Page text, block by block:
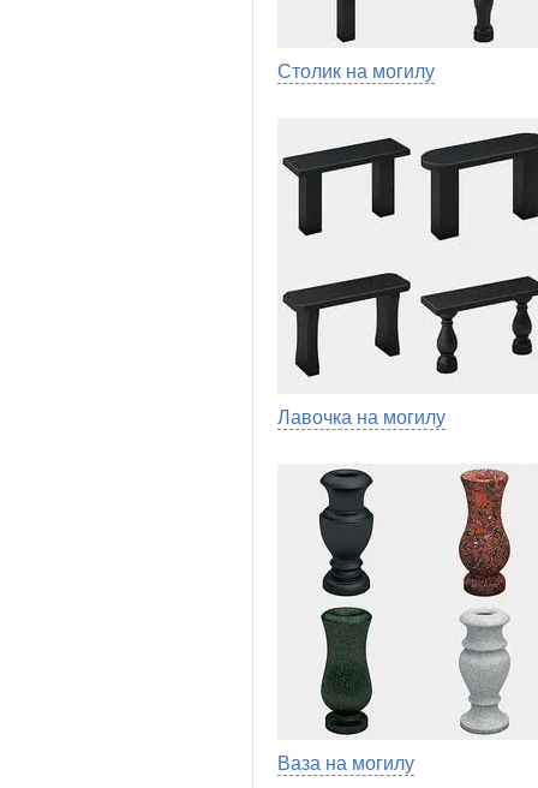
Столик на могилу
Лавочка на могилу
Ваза на могилу